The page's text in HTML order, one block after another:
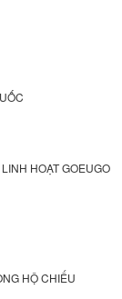
HOẠT GOEUGO
HỘ CHIẾU